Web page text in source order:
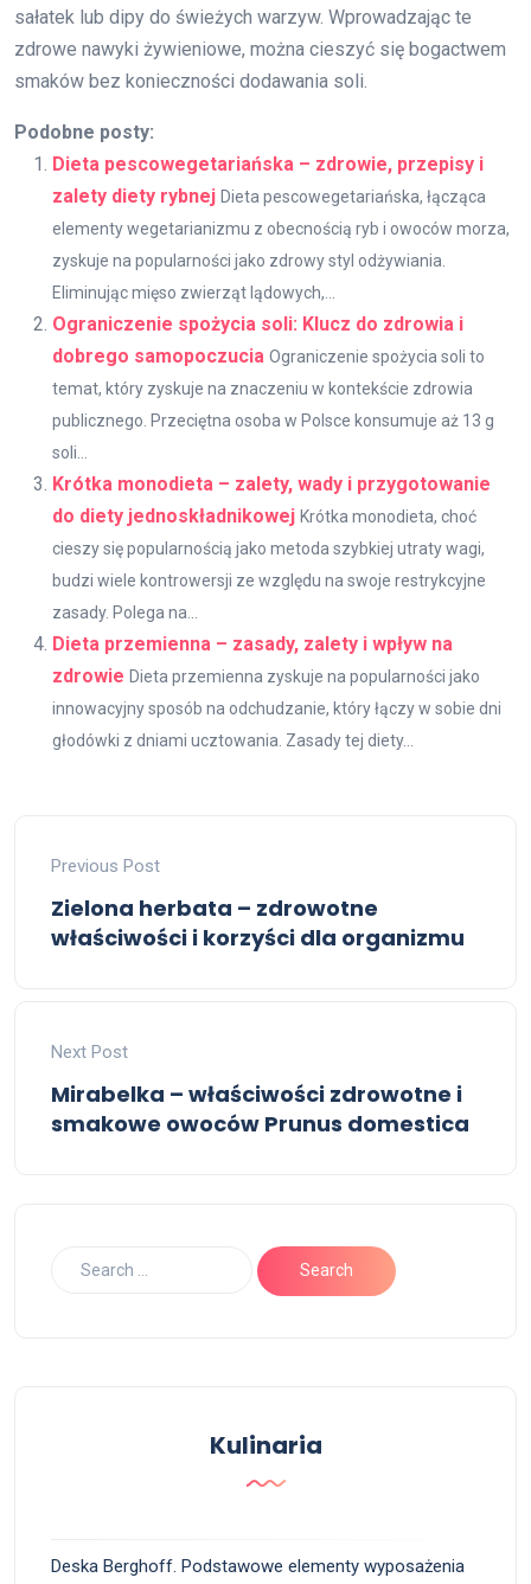
sałatek lub dipy do świeżych warzyw. Wprowadzając te
zdrowe nawyki żywieniowe, można cieszyć się bogactwem
smaków bez konieczności dodawania soli.
Podobne posty:
Dieta pescowegetariańska – zdrowie, przepisy i
zalety diety rybnej Dieta pescowegetariańska, łącząca
elementy wegetarianizmu z obecnością ryb i owoców morza,
zyskuje na popularności jako zdrowy styl odżywiania.
Eliminując mięso zwierząt lądowych,...
Ograniczenie spożycia soli: Klucz do zdrowia i
dobrego samopoczucia Ograniczenie spożycia soli to
temat, który zyskuje na znaczeniu w kontekście zdrowia
publicznego. Przeciętna osoba w Polsce konsumuje aż 13 g
soli...
Krótka monodieta – zalety, wady i przygotowanie
do diety jednoskładnikowej Krótka monodieta, choć
cieszy się popularnością jako metoda szybkiej utraty wagi,
budzi wiele kontrowersji ze względu na swoje restrykcyjne
zasady. Polega na...
Dieta przemienna – zasady, zalety i wpływ na
zdrowie Dieta przemienna zyskuje na popularności jako
innowacyjny sposób na odchudzanie, który łączy w sobie dni
głodówki z dniami ucztowania. Zasady tej diety...
Previous Post
Zielona herbata – zdrowotne
właściwości i korzyści dla organizmu
Next Post
Mirabelka – właściwości zdrowotne i
smakowe owoców Prunus domestica
Kulinaria
Deska Berghoff. Podstawowe elementy wyposażenia